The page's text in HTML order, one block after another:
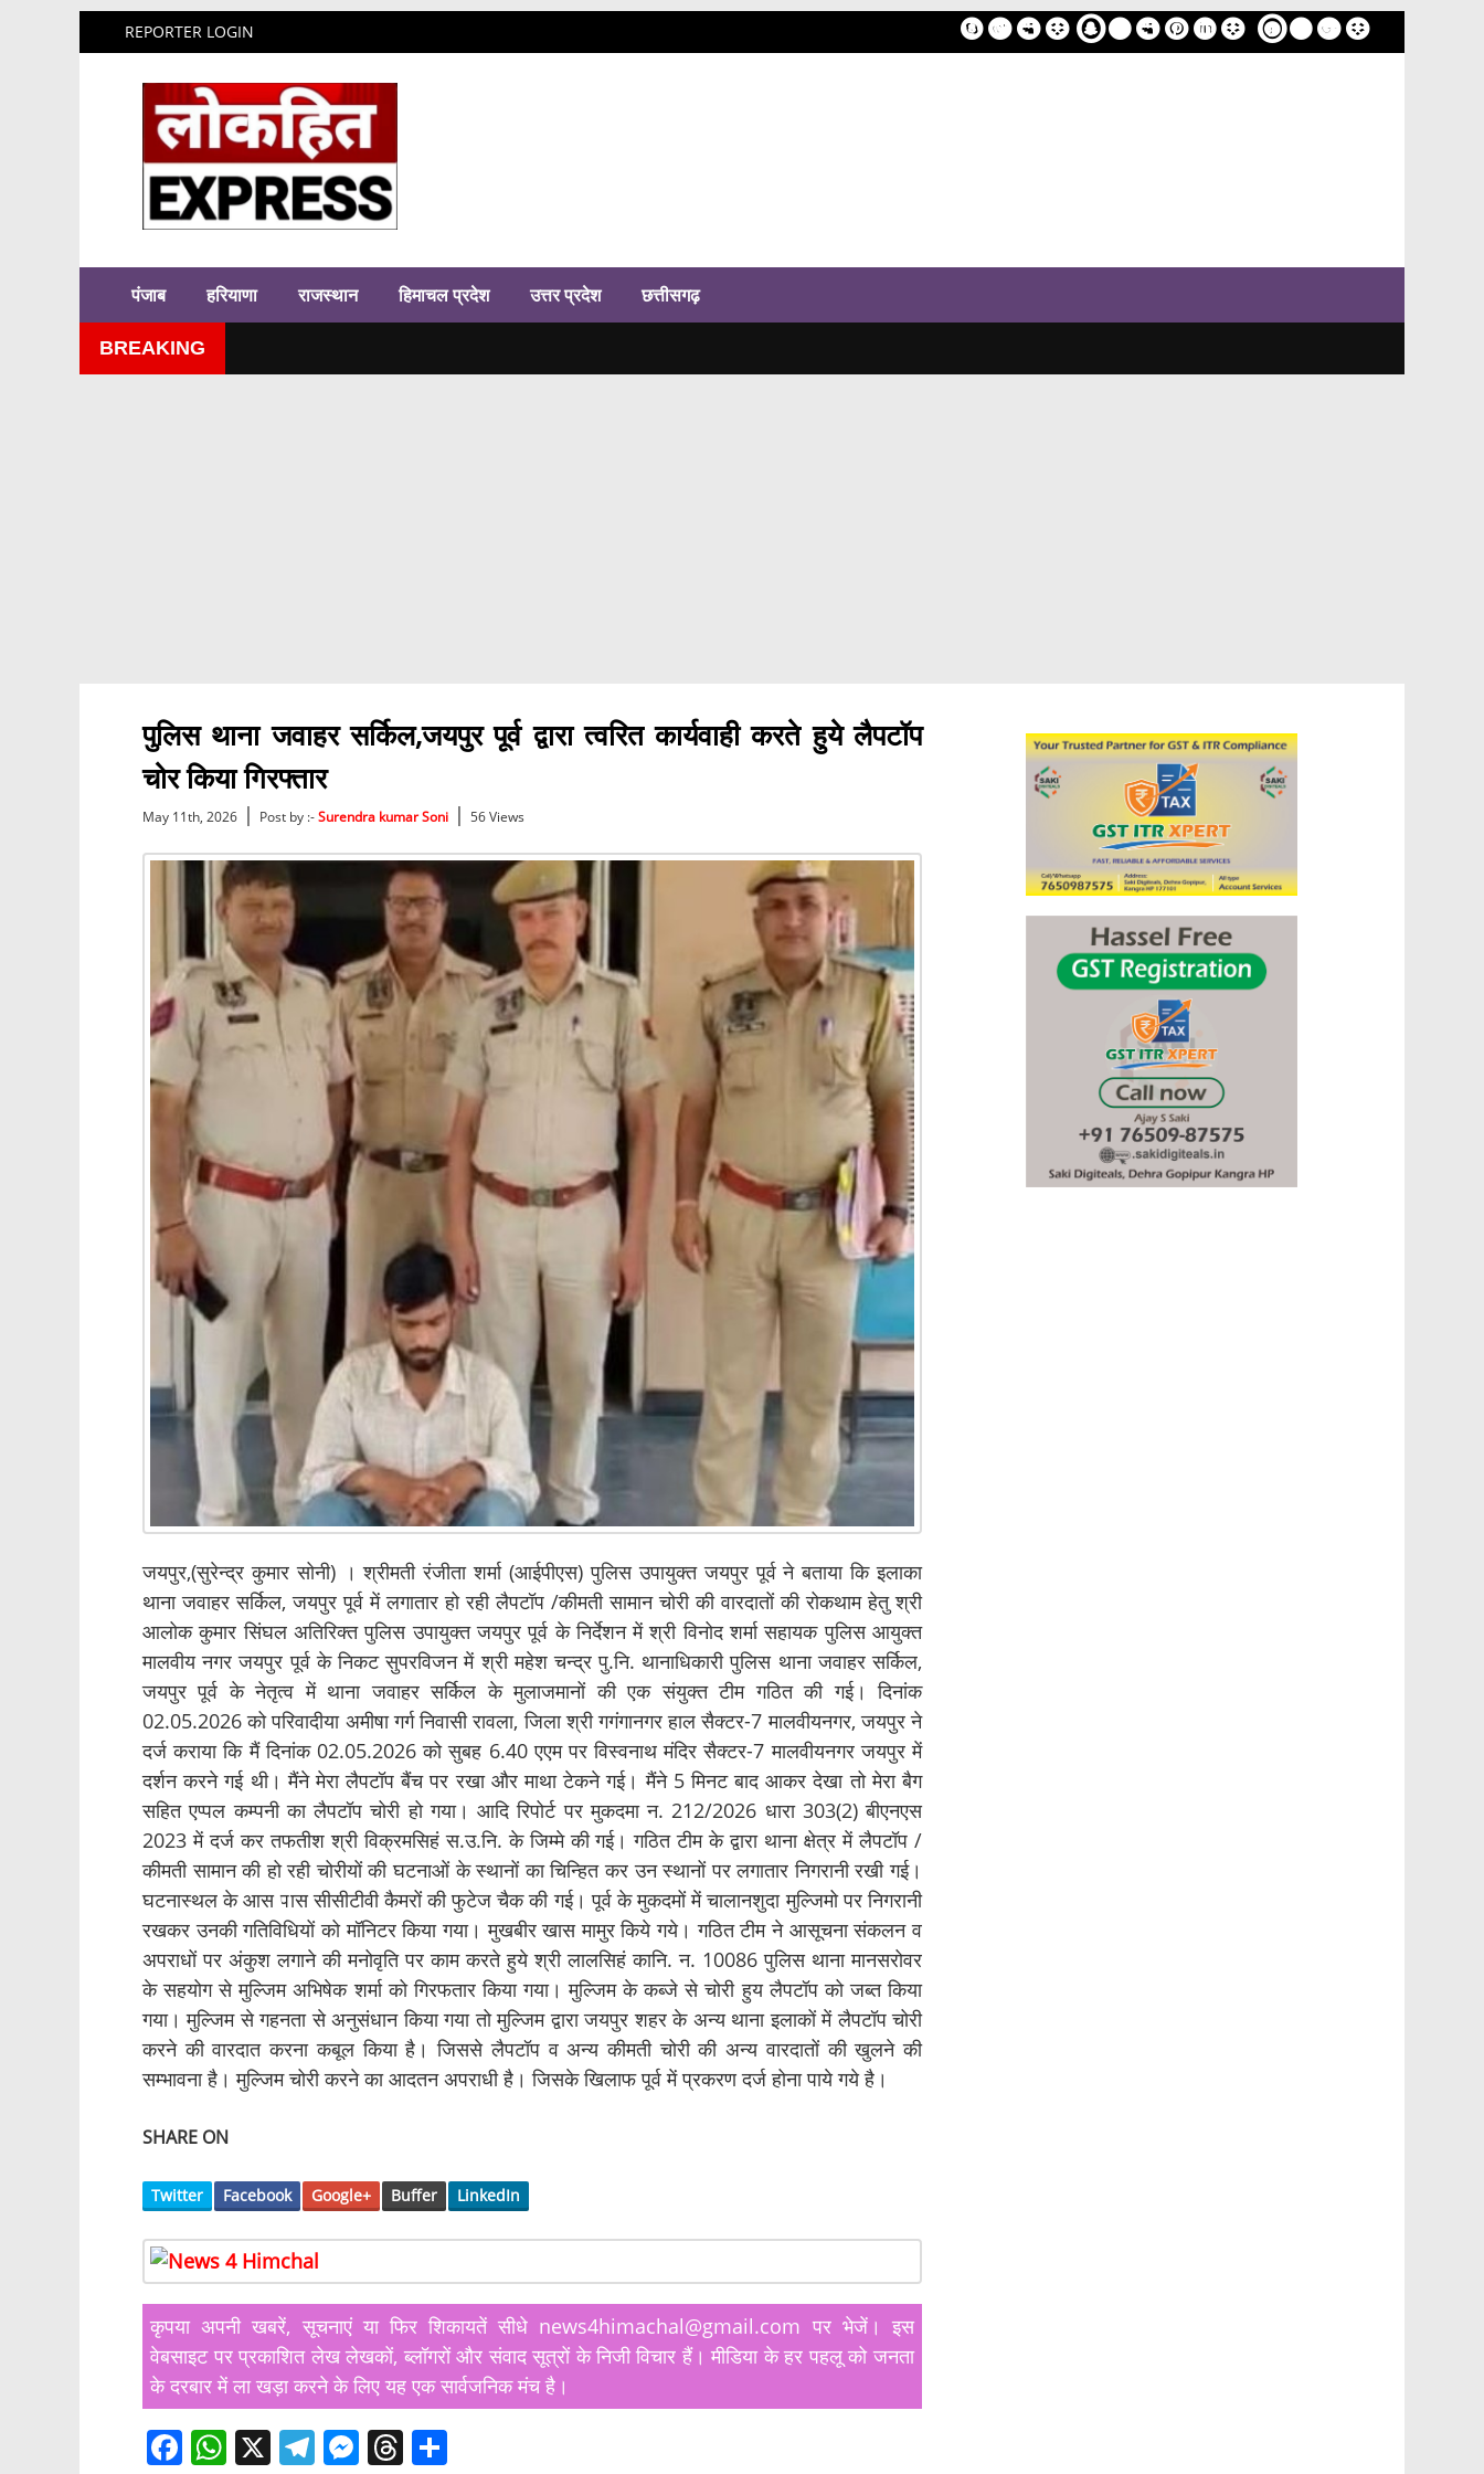
REPORTER LOGIN homeSample Page
पंजाब हरियाणा राजस्थान हिमाचल प्रदेश उत्तर प्रदेश छत्तीसगढ़
BREAKING
पुलिस थाना जवाहर सर्किल,जयपुर पूर्व द्वारा त्वरित कार्यवाही करते हुये लैपटॉप
चोर किया गिरफ्तार
May 11th, 2026 | Post by :-Surendra kumar Soni | 56 Views
जयपुर,(सुरेन्द्र कुमार सोनी) । श्रीमती रंजीता शर्मा (आईपीएस) पुलिस उपायुक्त जयपुर पूर्व ने बताया कि इलाका
थाना जवाहर सर्किल, जयपुर पूर्व में लगातार हो रही लैपटॉप /कीमती सामान चोरी की वारदातों की रोकथाम हेतु श्री
आलोक कुमार सिंघल अतिरिक्त पुलिस उपायुक्त जयपुर पूर्व के निर्देशन में श्री विनोद शर्मा सहायक पुलिस आयुक्त
मालवीय नगर जयपुर पूर्व के निकट सुपरविजन में श्री महेश चन्द्र पु.नि. थानाधिकारी पुलिस थाना जवाहर सर्किल,
जयपुर पूर्व के नेतृत्व में थाना जवाहर सर्किल के मुलाजमानों की एक संयुक्त टीम गठित की गई। दिनांक
02.05.2026 को परिवादीया अमीषा गर्ग निवासी रावला, जिला श्री गगंगानगर हाल सैक्टर-7 मालवीयनगर, जयपुर ने
दर्ज कराया कि मैं दिनांक 02.05.2026 को सुबह 6.40 एएम पर विस्वनाथ मंदिर सैक्टर-7 मालवीयनगर जयपुर में
दर्शन करने गई थी। मैंने मेरा लैपटॉप बैंच पर रखा और माथा टेकने गई। मैंने 5 मिनट बाद आकर देखा तो मेरा बैग
सहित एप्पल कम्पनी का लैपटॉप चोरी हो गया। आदि रिपोर्ट पर मुकदमा न. 212/2026 धारा 303(2) बीएनएस
2023 में दर्ज कर तफतीश श्री विक्रमसिहं स.उ.नि. के जिम्मे की गई। गठित टीम के द्वारा थाना क्षेत्र में लैपटॉप /
कीमती सामान की हो रही चोरीयों की घटनाओं के स्थानों का चिन्हित कर उन स्थानों पर लगातार निगरानी रखी गई।
घटनास्थल के आस पास सीसीटीवी कैमरों की फुटेज चैक की गई। पूर्व के मुकदमों में चालानशुदा मुल्जिमो पर निगरानी
रखकर उनकी गतिविधियों को मॉनिटर किया गया। मुखबीर खास मामुर किये गये। गठित टीम ने आसूचना संकलन व
अपराधों पर अंकुश लगाने की मनोवृति पर काम करते हुये श्री लालसिहं कानि. न. 10086 पुलिस थाना मानसरोवर
के सहयोग से मुल्जिम अभिषेक शर्मा को गिरफतार किया गया। मुल्जिम के कब्जे से चोरी हुय लैपटॉप को जब्त किया
गया। मुल्जिम से गहनता से अनुसंधान किया गया तो मुल्जिम द्वारा जयपुर शहर के अन्य थाना इलाकों में लैपटॉप चोरी
करने की वारदात करना कबूल किया है। जिससे लैपटॉप व अन्य कीमती चोरी की अन्य वारदातों की खुलने की
सम्भावना है। मुल्जिम चोरी करने का आदतन अपराधी है। जिसके खिलाफ पूर्व में प्रकरण दर्ज होना पाये गये है।
SHARE ON
Twitter Facebook Google+ Buffer LinkedIn
कृपया अपनी खबरें, सूचनाएं या फिर शिकायतें सीधे news4himachal@gmail.com पर भेजें। इस
वेबसाइट पर प्रकाशित लेख लेखकों, ब्लॉगरों और संवाद सूत्रों के निजी विचार हैं। मीडिया के हर पहलू को जनता
के दरबार में ला खड़ा करने के लिए यह एक सार्वजनिक मंच है।
F W X T M T